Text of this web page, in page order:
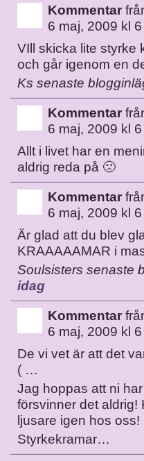
Kommentar
6 maj, 2009 kl
VIll skicka lite styrke
och går igenom en
Ks senaste
Kommentar
6 maj, 2009 kl
Allt i livet har en
aldrig reda på 🙁
Kommentar
6 maj, 2009 kl
Är glad att du blev
KRAAAAAMAR i
Soulsisters senaste
idag
Kommentar
6 maj, 2009 kl
De vi vet är att det
( …
Jag hoppas att ni
försvinner det aldrig!
ljusare igen hos oss!
Styrkekramar…